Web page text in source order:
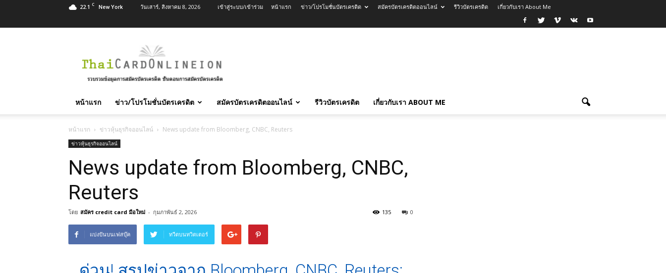
22.1 C New York วันเสาร์, สิงหาคม 8, 2026 เข้าสู่ระบบ/เข้าร่วม หน้าแรก ข่าว/โปรโมชั่นบัตรเครดิต สมัครบัตรเครดิตออนไลน์ รีวิวบัตรเครดิต เกี่ยวกับเรา About Me
เครดิต
บัตร
เงินสด
เชื่อ
บุคคล
ทุก
อนุมัติ
บริการ
ฟรี
หน้าแรก ข่าว/โปรโมชั่นบัตรเครดิต สมัครบัตรเครดิตออนไลน์ รีวิวบัตรเครดิต เกี่ยวกับเรา ABOUT ME
หน้าแรก ข่าวหุ้นธุรกิจออนไลน์ News update from Bloomberg, CNBC, Reuters
ข่าวหุ้นธุรกิจออนไลน์
News update from Bloomberg, CNBC,
Reuters
โดย สมัคร credit card มือใหม่ - กุมภาพันธ์ 2, 2026 0
135
แบ่งปันบนเฟสบุ๊ค ทวีตบนทวิตเตอร์